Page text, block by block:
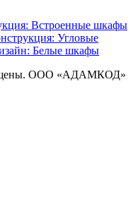
Встроенные шкафы
Угловые
Белые шкафы
ООО «АДАМКОД»